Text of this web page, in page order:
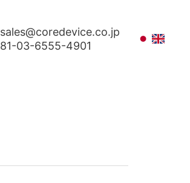
sales@coredevice.co.jp
81-03-6555-4901